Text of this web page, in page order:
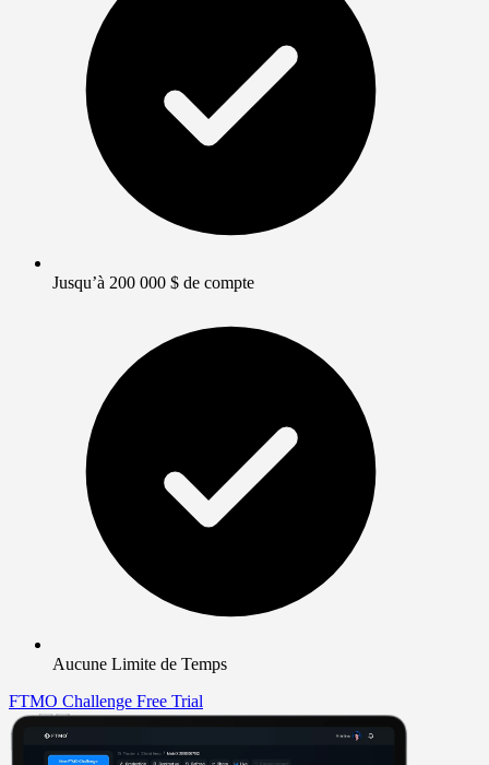
Jusqu’à 200 000 $ de compte
Aucune Limite de Temps
FTMO Challenge Free Trial